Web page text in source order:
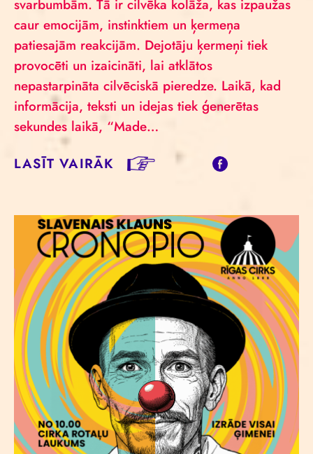
svarbumbām. Tā ir cilvēka kolāža, kas izpaužas
caur emocijām, instinktiem un ķermeņa
patiesajām reakcijām. Dejotāju ķermeņi tiek
provocēti un izaicināti, lai atklātos
nepastarpināta cilvēciskā pieredze. Laikā, kad
informācija, teksti un idejas tiek ģenerētas
sekundes laikā, “Made…
LASĪT VAIRĀK